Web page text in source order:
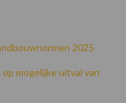
2025
mogelijke uitval van